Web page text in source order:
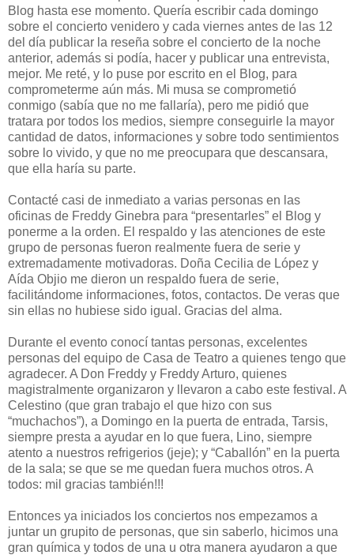
Blog hasta ese momento. Quería escribir cada domingo
sobre el concierto venidero y cada viernes antes de las 12
del día publicar la reseña sobre el concierto de la noche
anterior, además si podía, hacer y publicar una entrevista,
mejor. Me reté, y lo puse por escrito en el Blog, para
comprometerme aún más. Mi musa se comprometió
conmigo (sabía que no me fallaría), pero me pidió que
tratara por todos los medios, siempre conseguirle la mayor
cantidad de datos, informaciones y sobre todo sentimientos
sobre lo vivido, y que no me preocupara que descansara,
que ella haría su parte.
Contacté casi de inmediato a varias personas en las
oficinas de Freddy Ginebra para “presentarles” el Blog y
ponerme a la orden. El respaldo y las atenciones de este
grupo de personas fueron realmente fuera de serie y
extremadamente motivadoras. Doña Cecilia de López y
Aída Objio me dieron un respaldo fuera de serie,
facilitándome informaciones, fotos, contactos. De veras que
sin ellas no hubiese sido igual. Gracias del alma.
Durante el evento conocí tantas personas, excelentes
personas del equipo de Casa de Teatro a quienes tengo que
agradecer. A Don Freddy y Freddy Arturo, quienes
magistralmente organizaron y llevaron a cabo este festival. A
Celestino (que gran trabajo el que hizo con sus
“muchachos”), a Domingo en la puerta de entrada, Tarsis,
siempre presta a ayudar en lo que fuera, Lino, siempre
atento a nuestros refrigerios (jeje); y “Caballón” en la puerta
de la sala; se que se me quedan fuera muchos otros. A
todos: mil gracias también!!!
Entonces ya iniciados los conciertos nos empezamos a
juntar un grupito de personas, que sin saberlo, hicimos una
gran química y todos de una u otra manera ayudaron a que